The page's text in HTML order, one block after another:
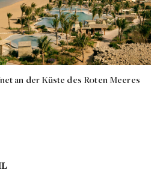
an der Küste des Roten Meeres